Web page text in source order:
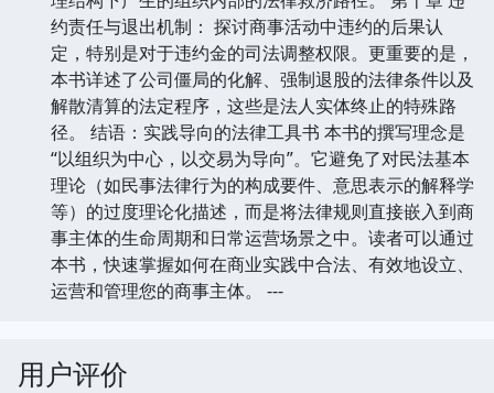
约责任与退出机制： 探讨商事活动中违约的后果认
定，特别是对于违约金的司法调整权限。更重要的是，
本书详述了公司僵局的化解、强制退股的法律条件以及
解散清算的法定程序，这些是法人实体终止的特殊路
径。 结语：实践导向的法律工具书 本书的撰写理念是
“以组织为中心，以交易为导向”。它避免了对民法基本
理论（如民事法律行为的构成要件、意思表示的解释学
等）的过度理论化描述，而是将法律规则直接嵌入到商
事主体的生命周期和日常运营场景之中。读者可以通过
本书，快速掌握如何在商业实践中合法、有效地设立、
运营和管理您的商事主体。 ---
用户评价